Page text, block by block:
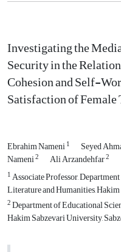
Investigating the
Security in the
Cohesion and Self-
Satisfaction of Female
Ebrahim Nameni1 Seyed
Nameni2 Ali Arzandehfar2
1Associate Professor,
Literature and Humanities,
2Department of Educational
Hakim Sabzevari University,